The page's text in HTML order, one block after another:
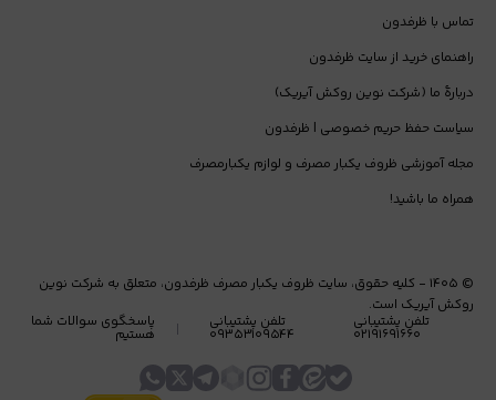
ظروف ماکروفری و ماکروویوی
در ادامه، ویژگی‌های هر دسته به زبان ساده توضیح داده شده است.
ظرف گیاهی یگبارمصرف؛ انتخاب سالم‌تر و
دوستدار طبیعت
در وبلاگ ظرفدون توضیح داده شده:
چگونه ظرف گیاهی اصل را تشخیص دهیم
چه زمانی استفاده از ظرف گیاهی بهتر است
تماس با ظرفدون
راهنمای خرید از سایت ظرفدون
دربارۀ ما (شرکت نوین روکش آیریک)
سیاست حفظ حریم خصوصی | ظرفدون
مجله آموزشی ظروف یکبار مصرف و لوازم یکبارمصرف
همراه ما باشید!
© ۱۴۰۵ - کلیه حقوق، سایت ظروف یکبار مصرف ظرفدون، متعلق به شرکت نوین
روکش آیریک است.
تلفن پشتیبانی
۰۲۱۹۱۶۹۱۶۶۰
تلفن پشتیبانی
۰۹۳۵۳۱۰۹۵۴۴
پاسخگوی سوالات شما
هستیم